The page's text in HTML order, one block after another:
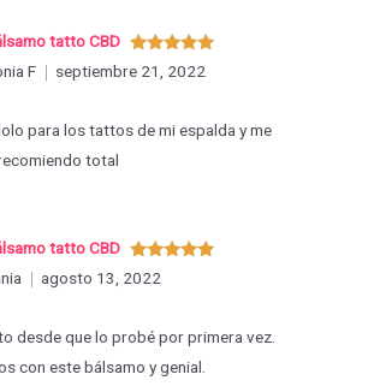
Valorado
con 5de 5
tatto CBD
F
septiembre 21, 2022
para los tattos de mi espalda y me
total
Valorado
con
tatto CBD
agosto 13, 2022
desde que lo probé por primera vez.
con este bálsamo y genial.